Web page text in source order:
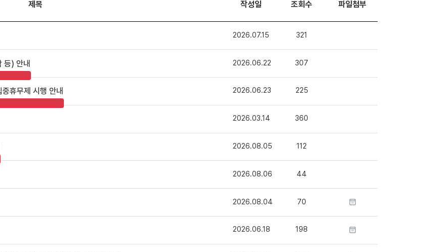
제목 작성일 조회수 파일첨부
2026.07.15 321
등) 안내 2026.06.22 307
휴무제 시행 안내 2026.06.23 225
2026.03.14 360
2026.08.05 112
2026.08.06 44
2026.08.04 70
2026.06.18 198